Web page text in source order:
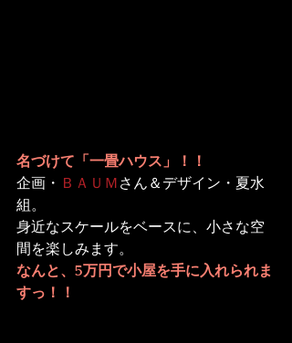
名づけて「一畳ハウス」！！
企画・ ＢＡＵＭさん＆デザイン・夏水
組。
身近なスケールをベースに、小さな空
間を楽しみます。
なんと、5万円で小屋を手に入れられま
すっ！！